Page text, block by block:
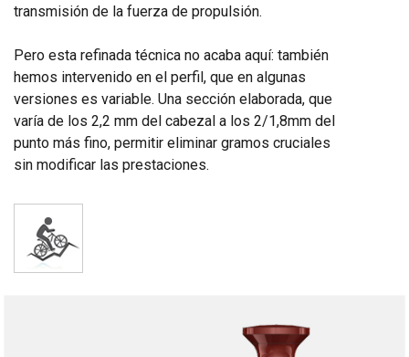
transmisión de la fuerza de propulsión.
Pero esta refinada técnica no acaba aquí: también
hemos intervenido en el perfil, que en algunas
versiones es variable. Una sección elaborada, que
varía de los 2,2 mm del cabezal a los 2/1,8mm del
punto más fino, permitir eliminar gramos cruciales
sin modificar las prestaciones.